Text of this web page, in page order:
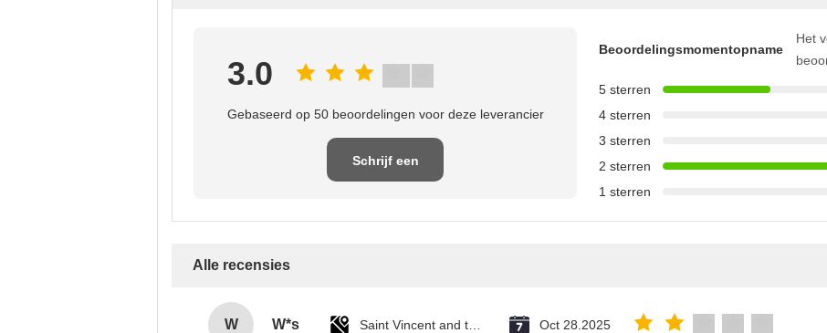
3.0
Gebaseerd op 50 beoordelingen voor deze leverancier
Schrijf een
Beoordelingsmomentopname
Het
5 sterren
4 sterren
3 sterren
2 sterren
1 sterren
Alle recensies
W W*s Oct 28.2025